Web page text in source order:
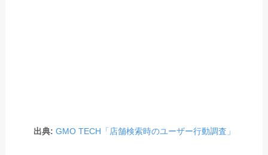
出典: GMO TECH「店舗検索時のユーザー行動調査」